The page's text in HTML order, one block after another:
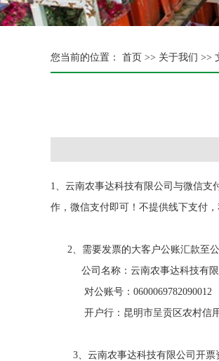
您当前的位置： 首页 >> 关于我们 >>
1、云南农事达科技有限公司与微信
作，微信支付即可！不提供线下支付
2、需要发票的大客户公账汇款至
公司名称：云南农事达科技有限
对公账号：0600069782090012
开户行：昆明市呈贡区农村信用
3、云南农事达科技有限公司开票